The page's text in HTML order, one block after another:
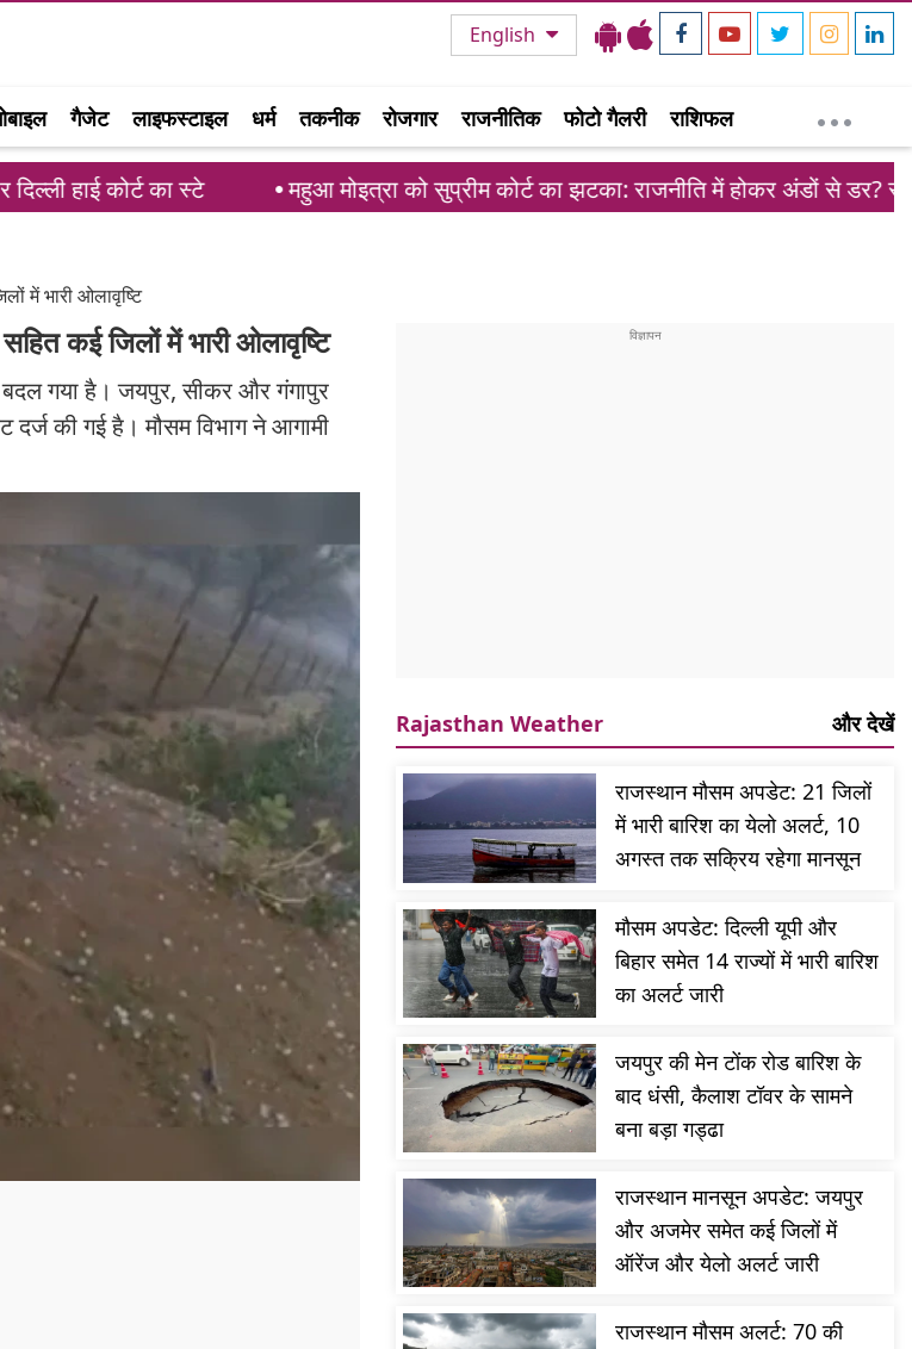
English
गैजेट लाइफस्टाइल धर्म तकनीक रोजगार राजनीतिक फोटो गैलरी राशिफल
का स्टे महुआ मोइत्रा को सुप्रीम कोर्ट का झटका: राजनीति में होकर अंडों से डर? स्वतंत्रता
में भारी ओलावृष्टि
कई जिलों में भारी ओलावृष्टि
बदल गया है। जयपुर, सीकर और गंगापुर
दर्ज की गई है। मौसम विभाग ने आगामी
Rajasthan Weather और देखें
राजस्थान मौसम अपडेट: 21 जिलों
में भारी बारिश का येलो अलर्ट, 10
अगस्त तक सक्रिय रहेगा मानसून
मौसम अपडेट: दिल्ली यूपी और
बिहार समेत 14 राज्यों में भारी बारिश
का अलर्ट जारी
जयपुर की मेन टोंक रोड बारिश के
बाद धंसी, कैलाश टॉवर के सामने
बना बड़ा गड्ढा
राजस्थान मानसून अपडेट: जयपुर
और अजमेर समेत कई जिलों में
ऑरेंज और येलो अलर्ट जारी
राजस्थान मौसम अलर्ट: 70 की